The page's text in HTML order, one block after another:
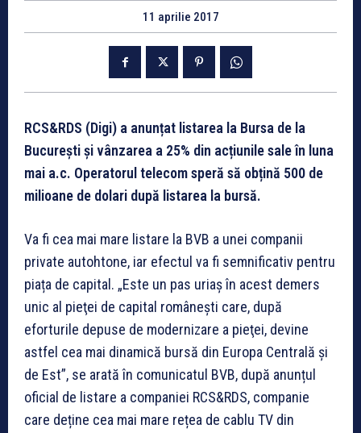
11 aprilie 2017
RCS&RDS (Digi) a anunțat listarea la Bursa de la
București și vânzarea a 25% din acțiunile sale în luna
mai a.c. Operatorul telecom speră să obțină 500 de
milioane de dolari după listarea la bursă.
Va fi cea mai mare listare la BVB a unei companii
private autohtone, iar efectul va fi semnificativ pentru
piața de capital. „Este un pas uriaş în acest demers
unic al pieţei de capital româneşti care, după
eforturile depuse de modernizare a pieţei, devine
astfel cea mai dinamică bursă din Europa Centrală şi
de Est”, se arată în comunicatul BVB, după anunțul
oficial de listare a companiei RCS&RDS, companie
care deține cea mai mare rețea de cablu TV din